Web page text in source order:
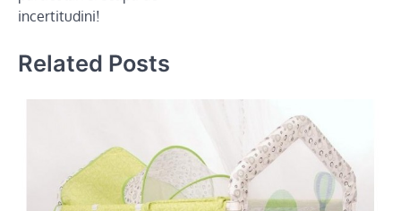
incertitudini!
Related Posts